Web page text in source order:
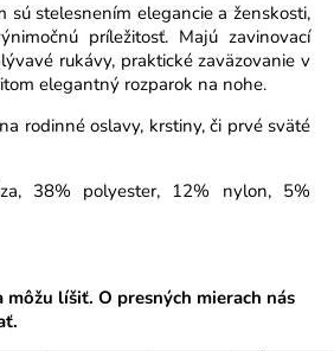
sú stelesnením elegancie a ženskosti,
príležitosť. Majú zavinovací
rukávy, praktické zaväzovanie v
elegantný rozparok na nohe.
rodinné oslavy, krstiny, či prvé sväté
38% polyester, 12% nylon, 5%
môžu líšiť. O presných mierach nás